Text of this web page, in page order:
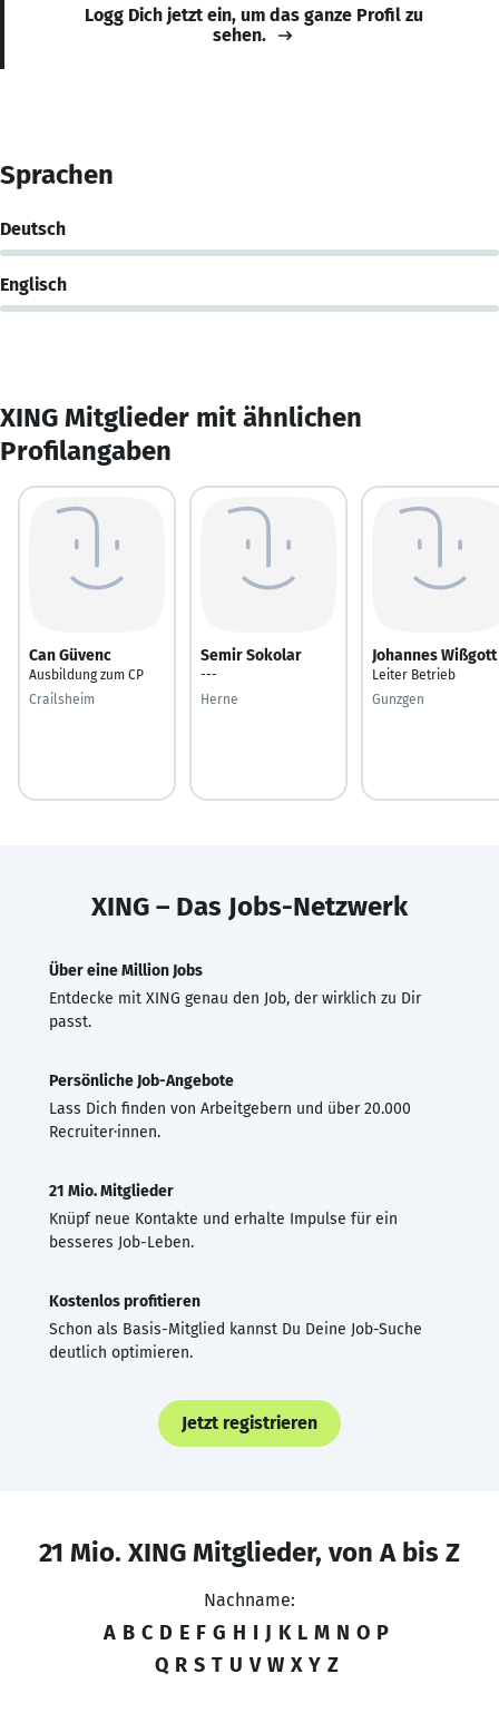
Logg Dich jetzt ein, um das ganze Profil zu
sehen.
Sprachen
Deutsch
Englisch
XING Mitglieder mit ähnlichen
Profilangaben
Can Güvenc
Ausbildung zum CP
Crailsheim
Semir Sokolar
---
Herne
Johannes Wißgott
Leiter Betrieb
Gunzgen
XING – Das Jobs-Netzwerk
Über eine Million Jobs
Entdecke mit XING genau den Job, der wirklich zu Dir
passt.
Persönliche Job-Angebote
Lass Dich finden von Arbeitgebern und über 20.000
Recruiter·innen.
21 Mio. Mitglieder
Knüpf neue Kontakte und erhalte Impulse für ein
besseres Job-Leben.
Kostenlos profitieren
Schon als Basis-Mitglied kannst Du Deine Job-Suche
deutlich optimieren.
Jetzt registrieren
21 Mio. XING Mitglieder, von A bis Z
Nachname:
A B C D E F G H I J K L M N O P
Q R S T U V W X Y Z